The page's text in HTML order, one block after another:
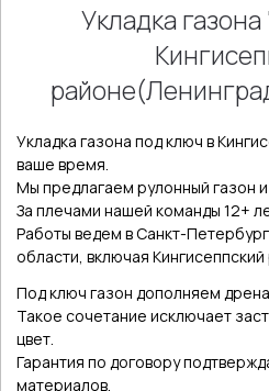
Укладка
Укладка газона под ключ в
ваше время.
Мы предлагаем рулонный газон
За плечами нашей команды 12+
Работы ведем в Санкт-
области, включая Кингисеппский
Под ключ газон дополняем
Такое сочетание исключает
цвет.
Гарантия по договору
материалов.